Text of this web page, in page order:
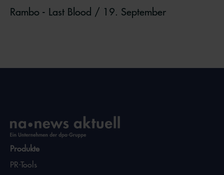
Rambo - Last Blood / 19. September
Produkte
PR-Tools